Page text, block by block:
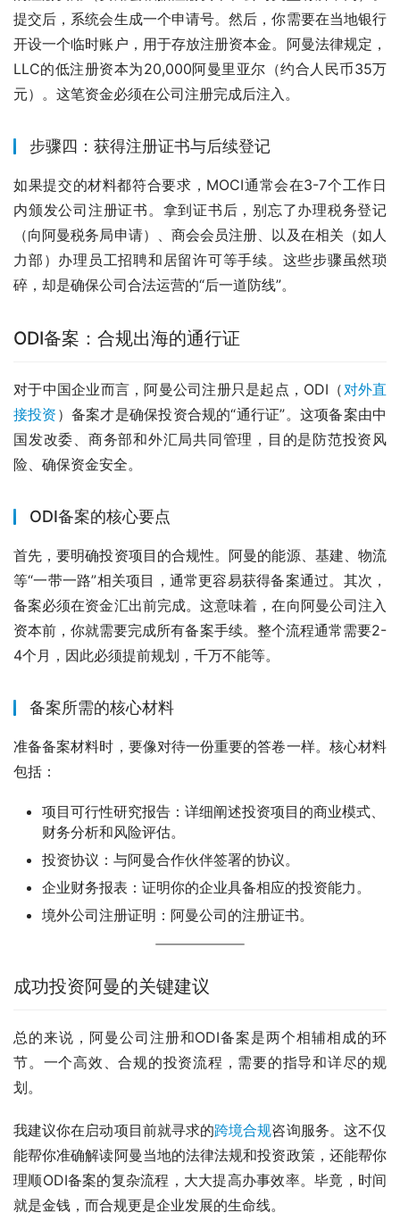
提交后，系统会生成一个申请号。然后，你需要在当地银行
开设一个临时账户，用于存放注册资本金。阿曼法律规定，
LLC的低注册资本为20,000阿曼里亚尔（约合人民币35万
元）。这笔资金必须在公司注册完成后注入。
步骤四：获得注册证书与后续登记
如果提交的材料都符合要求，MOCI通常会在3-7个工作日
内颁发公司注册证书。拿到证书后，别忘了办理税务登记
（向阿曼税务局申请）、商会会员注册、以及在相关（如人
力部）办理员工招聘和居留许可等手续。这些步骤虽然琐
碎，却是确保公司合法运营的“后一道防线”。
ODI备案：合规出海的通行证
对于中国企业而言，阿曼公司注册只是起点，ODI（ 对外直
接投资 ）备案才是确保投资合规的“通行证”。这项备案由中
国发改委、商务部和外汇局共同管理，目的是防范投资风
险、确保资金安全。
ODI备案的核心要点
首先，要明确投资项目的合规性。阿曼的能源、基建、物流
等“一带一路”相关项目，通常更容易获得备案通过。其次，
备案必须在资金汇出前完成。这意味着，在向阿曼公司注入
资本前，你就需要完成所有备案手续。整个流程通常需要2-
4个月，因此必须提前规划，千万不能等。
备案所需的核心材料
准备备案材料时，要像对待一份重要的答卷一样。核心材料
包括：
项目可行性研究报告：详细阐述投资项目的商业模式、
财务分析和风险评估。
投资协议：与阿曼合作伙伴签署的协议。
企业财务报表：证明你的企业具备相应的投资能力。
境外公司注册证明：阿曼公司的注册证书。
成功投资阿曼的关键建议
总的来说，阿曼公司注册和ODI备案是两个相辅相成的环
节。一个高效、合规的投资流程，需要的指导和详尽的规
划。
我建议你在启动项目前就寻求的跨境合规咨询服务。这不仅
能帮你准确解读阿曼当地的法律法规和投资政策，还能帮你
理顺ODI备案的复杂流程，大大提高办事效率。毕竟，时间
就是金钱，而合规更是企业发展的生命线。